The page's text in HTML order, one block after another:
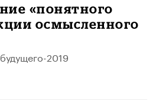
«понятного
осмысленного
2019